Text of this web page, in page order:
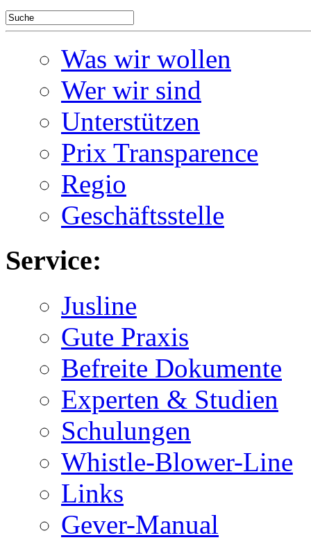
Was wir wollen
Wer wir sind
Unterstützen
Prix Transparence
Regio
Geschäftsstelle
Service:
Jusline
Gute Praxis
Befreite Dokumente
Experten & Studien
Schulungen
Whistle-Blower-Line
Links
Gever-Manual